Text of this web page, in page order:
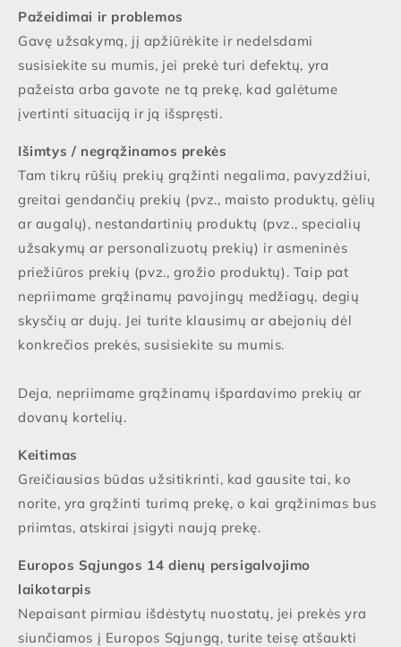
Pažeidimai ir problemos
Gavę užsakymą, jį apžiūrėkite ir nedelsdami
susisiekite su mumis, jei prekė turi defektų, yra
pažeista arba gavote ne tą prekę, kad galėtume
įvertinti situaciją ir ją išspręsti.
Išimtys / negrąžinamos prekės
Tam tikrų rūšių prekių grąžinti negalima, pavyzdžiui,
greitai gendančių prekių (pvz., maisto produktų, gėlių
ar augalų), nestandartinių produktų (pvz., specialių
užsakymų ar personalizuotų prekių) ir asmeninės
priežiūros prekių (pvz., grožio produktų). Taip pat
nepriimame grąžinamų pavojingų medžiagų, degių
skysčių ar dujų. Jei turite klausimų ar abejonių dėl
konkrečios prekės, susisiekite su mumis.
Deja, nepriimame grąžinamų išpardavimo prekių ar
dovanų kortelių.
Keitimas
Greičiausias būdas užsitikrinti, kad gausite tai, ko
norite, yra grąžinti turimą prekę, o kai grąžinimas bus
priimtas, atskirai įsigyti naują prekę.
Europos Sąjungos 14 dienų persigalvojimo
laikotarpis
Nepaisant pirmiau išdėstytų nuostatų, jei prekės yra
siunčiamos į Europos Sąjungą, turite teisę atšaukti